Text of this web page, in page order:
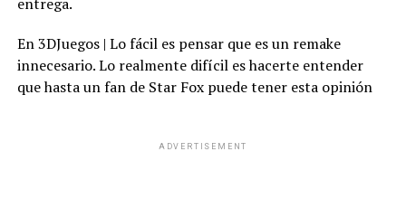
En 3DJuegos | Lo fácil es pensar que es un remake
innecesario. Lo realmente difícil es hacerte entender
que hasta un fan de Star Fox puede tener esta opinión
ADVERTISEMENT